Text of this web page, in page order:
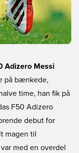
Adizero Messi
på bænkede,
time, han fik på
F50 Adizero
debut for
magen til
med en overdel